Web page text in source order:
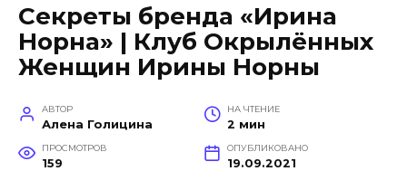
Секреты бренда «Ирина
Норна» | Клуб Окрылённых
Женщин Ирины Норны
АВТОР
Алена Голицина
НА ЧТЕНИЕ
2 мин
ПРОСМОТРОВ
159
ОПУБЛИКОВАНО
19.09.2021